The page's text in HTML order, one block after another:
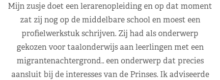
Mijn zusje doet een lerarenopleiding en op dat moment
zat zij nog op de middelbare school en moest een
profielwerkstuk schrijven. Zij had als onderwerp
gekozen voor taalonderwijs aan leerlingen met een
migrantenachtergrond.. een onderwerp dat precies
aansluit bij de interesses van de Prinses. Ik adviseerde